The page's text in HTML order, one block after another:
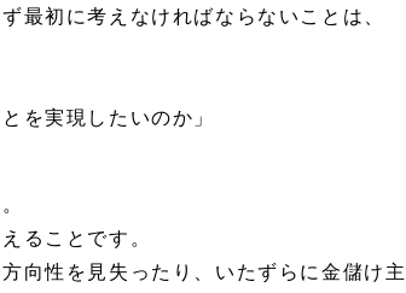
最初に考えなければならないことは、
を実現したいのか」
ることです。
向性を見失ったり、いたずらに金儲け主